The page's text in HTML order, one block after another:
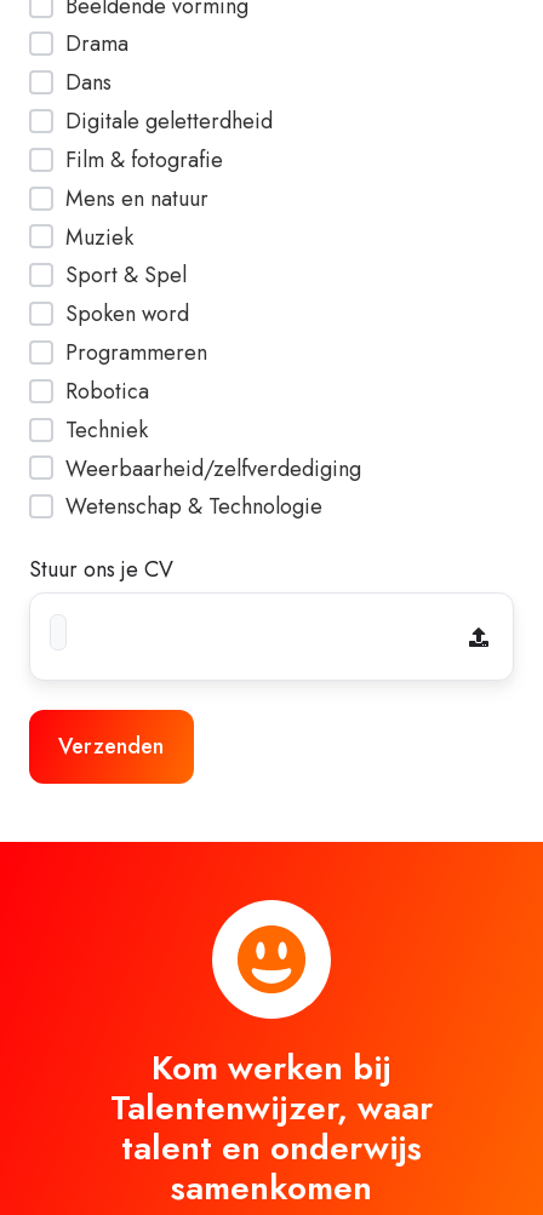
Drama
Dans
Digitale geletterdheid
Film & fotografie
Mens en natuur
Muziek
Sport & Spel
Spoken word
Programmeren
Robotica
Techniek
Weerbaarheid/zelfverdediging
Wetenschap & Technologie
Stuur ons je CV
Kom werken bij
Talentenwijzer, waar
talent en onderwijs
samenkomen